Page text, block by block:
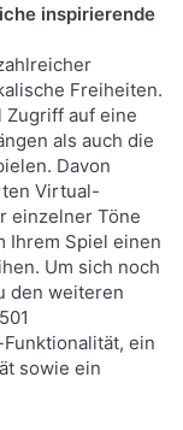
inspirierende
Freiheiten.
Zugriff auf eine
als auch die
Davon
Virtual-
einzelner Töne
Ihrem Spiel einen
Um sich noch
den weiteren
ein
sowie ein